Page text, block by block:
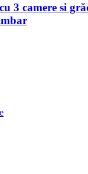
3 camere si